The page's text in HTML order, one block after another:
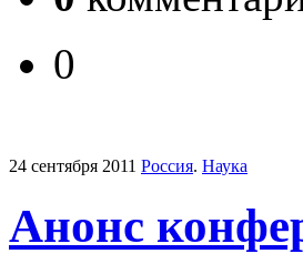
0
24 сентября 2011 Россия. Наука
Анонс